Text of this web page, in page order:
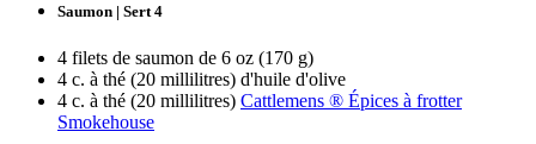
Saumon | Sert 4
4 filets de saumon de 6 oz (170 g)
4 c. à thé (20 millilitres) d'huile d'olive
4 c. à thé (20 millilitres) Cattlemens ® Épices à frotter
Smokehouse